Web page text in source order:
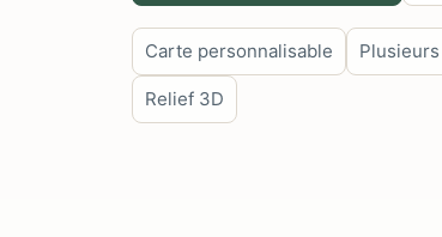
Carte personnalisable
Relief 3D